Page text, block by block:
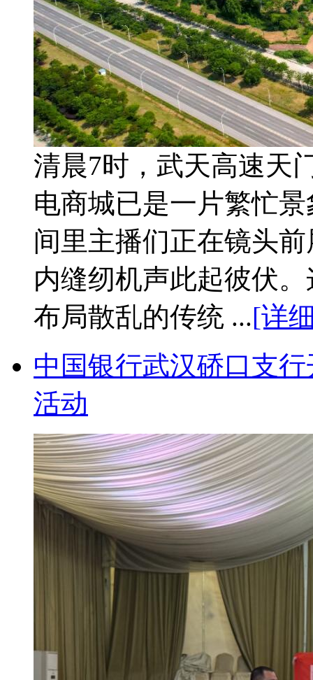
清晨7时，武天高速天
电商城已是一片繁忙
间里主播们正在镜头
内缝纫机声此起彼伏
布局散乱的传统 ...[详
中国银行武汉硚口支
活动